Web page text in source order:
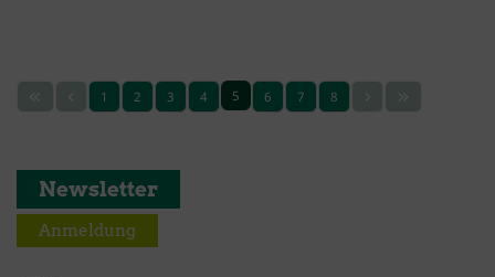
1 2 3 4 5 6 7 8
Newsletter
Anmeldung